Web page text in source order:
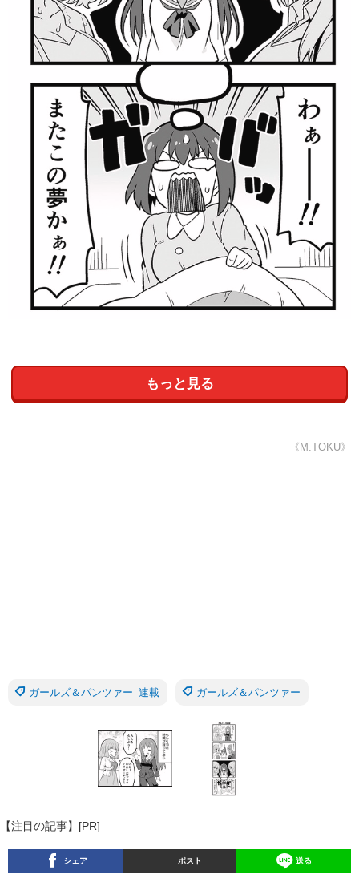
もっと見る
《M.TOKU》
ガールズ＆パンツァー_連載 ガールズ＆パンツァー
【注目の記事】[PR]
シェア ポスト 送る